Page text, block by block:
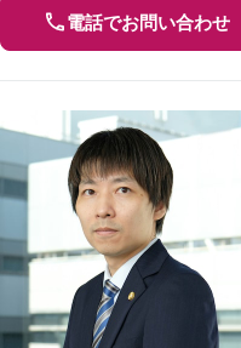
電話でお問い合わせ